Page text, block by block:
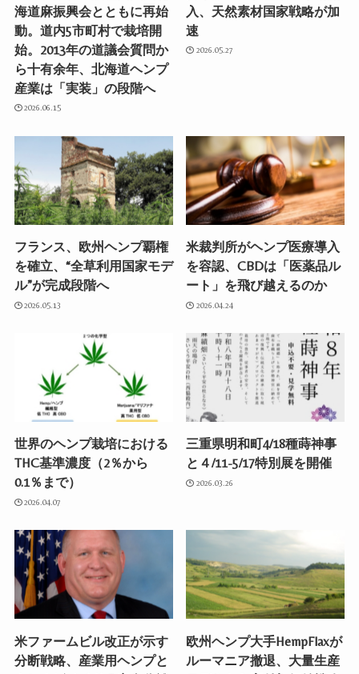
海道麻振興会とともに再始
動。道内5市町村で栽培開
始。2013年の道議会質問か
ら十有余年、北海道ヘンプ
産業は「実装」の段階へ
2026.06.15
入、天然素材国家戦略が加
速
2026.05.27
フランス、欧州ヘンプ覇権
を確立、“全草利用国家モデ
ル”が完成段階へ
2026.05.13
米裁判所がヘンプ医療導入
を容認、CBDは「医薬品ル
ート」を飛び越えるのか
2026.04.24
世界のヘンプ栽培における
THC基準濃度（2％から
0.1％まで）
2026.04.07
三重県明和町4/18種蒔神事
と４/11-5/17特別展を開催
2026.03.26
米ファームビル改正が示す
分断戦略、産業用ヘンプと
欧州ヘンプ大手HempFlaxが
ルーマニア撤退、大量生産